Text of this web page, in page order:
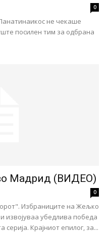
0
не чекаше
посилен тим за одбрана
Мадрид (ВИДЕО)
0
Избраниците на Жељко
извојуваа убедлива победа
серија. Крајниот епилог, за...